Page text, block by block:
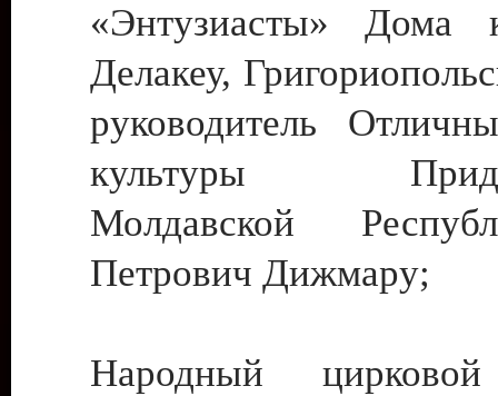
«Энтузиасты» Дома
Делакеу,
руководитель
культуры
Молдавской
Петрович Дижмару;
Народный цирковой